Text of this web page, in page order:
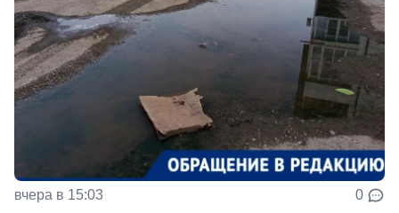
вчера в 15:03 0